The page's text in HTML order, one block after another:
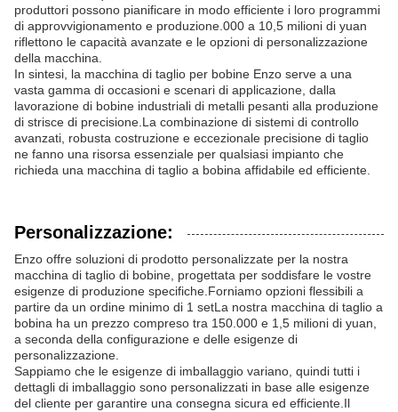
produttori possono pianificare in modo efficiente i loro programmi
di approvvigionamento e produzione.000 a 10,5 milioni di yuan
riflettono le capacità avanzate e le opzioni di personalizzazione
della macchina.
In sintesi, la macchina di taglio per bobine Enzo serve a una
vasta gamma di occasioni e scenari di applicazione, dalla
lavorazione di bobine industriali di metalli pesanti alla produzione
di strisce di precisione.La combinazione di sistemi di controllo
avanzati, robusta costruzione e eccezionale precisione di taglio
ne fanno una risorsa essenziale per qualsiasi impianto che
richieda una macchina di taglio a bobina affidabile ed efficiente.
Personalizzazione:
Enzo offre soluzioni di prodotto personalizzate per la nostra
macchina di taglio di bobine, progettata per soddisfare le vostre
esigenze di produzione specifiche.Forniamo opzioni flessibili a
partire da un ordine minimo di 1 setLa nostra macchina di taglio a
bobina ha un prezzo compreso tra 150.000 e 1,5 milioni di yuan,
a seconda della configurazione e delle esigenze di
personalizzazione.
Sappiamo che le esigenze di imballaggio variano, quindi tutti i
dettagli di imballaggio sono personalizzati in base alle esigenze
del cliente per garantire una consegna sicura ed efficiente.Il